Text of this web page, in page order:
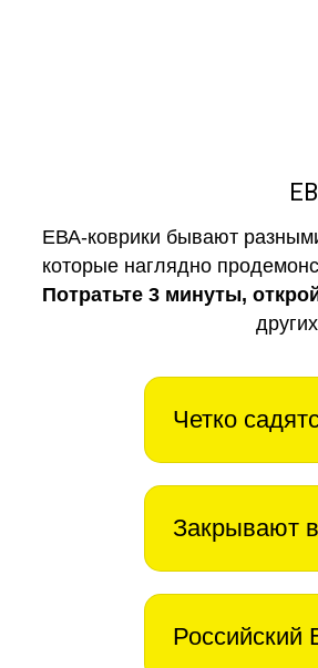
ЕВА-коврики бывают
которые наглядно
Потратьте 3 минуты,
Четко
Закрывают
Российский